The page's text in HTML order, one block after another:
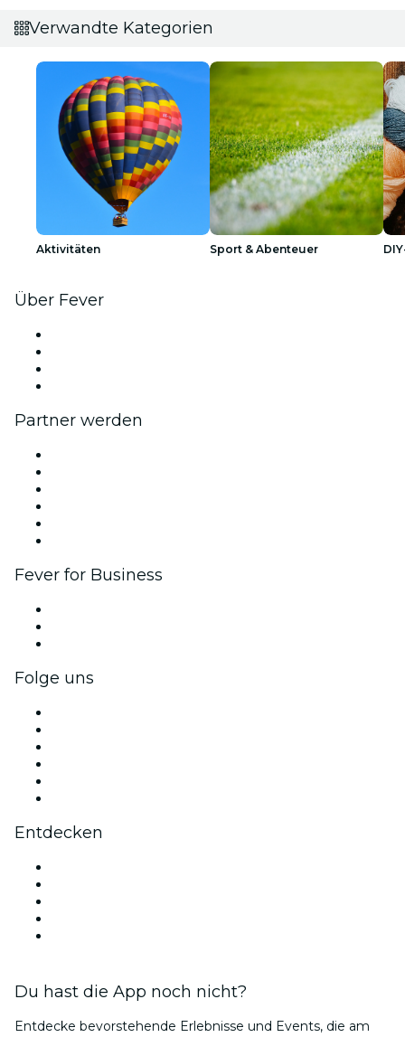
Verwandte Kategorien
Aktivitäten Sport & Abenteuer
Über Fever
Partner werden
Fever for Business
Folge uns
Entdecken
Du hast die App noch nicht?
Entdecke bevorstehende Erlebnisse und Events, die am